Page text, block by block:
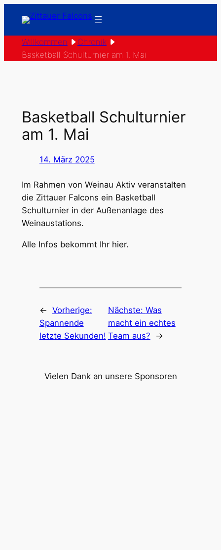
Inhalt
springen
Willkommen
Chronik
Basketball Schulturnier am 1. Mai
Basketball Schulturnier
am 1. Mai
14. März 2025
Im Rahmen von Weinau Aktiv veranstalten
die Zittauer Falcons ein Basketball
Schulturnier in der Außenanlage des
Weinaustations.
Alle Infos bekommt Ihr hier.
← Vorherige:
Spannende
letzte Sekunden!
Nächste: Was
macht ein echtes
Team aus?
→
Vielen Dank an unsere Sponsoren